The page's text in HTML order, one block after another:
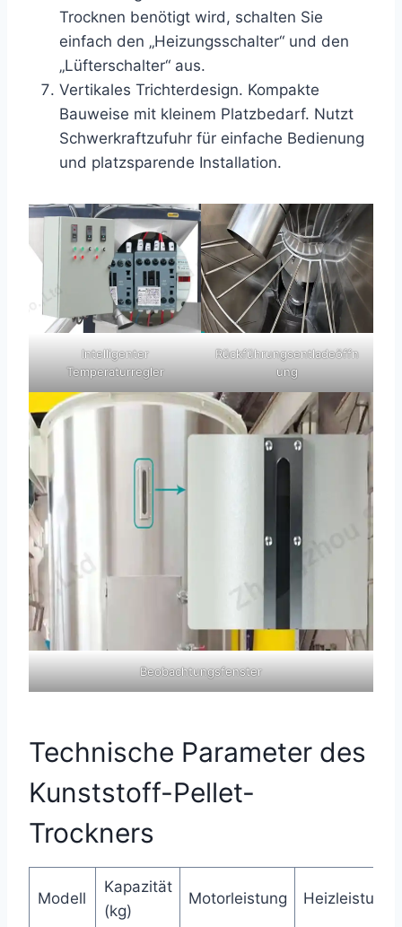
Trocknen benötigt wird, schalten Sie
einfach den „Heizungsschalter“ und den
„Lüfterschalter“ aus.
Vertikales Trichterdesign. Kompakte
Bauweise mit kleinem Platzbedarf. Nutzt
Schwerkraftzufuhr für einfache Bedienung
und platzsparende Installation.
Intelligenter
Temperaturregler
Rückführungsentladeöffn
ung
Beobachtungsfenster
Technische Parameter des
Kunststoff-Pellet-
Trockners
Modell
Kapazität
(kg)
Motorleistung Heizleistung